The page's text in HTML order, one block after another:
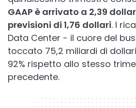
GAAP è arrivato a 2,39
previsioni di 1,76 dollari. I
Data Center - il cuore del
toccato 75,2 miliardi di
92% rispetto allo stesso
precedente.
320 x 50